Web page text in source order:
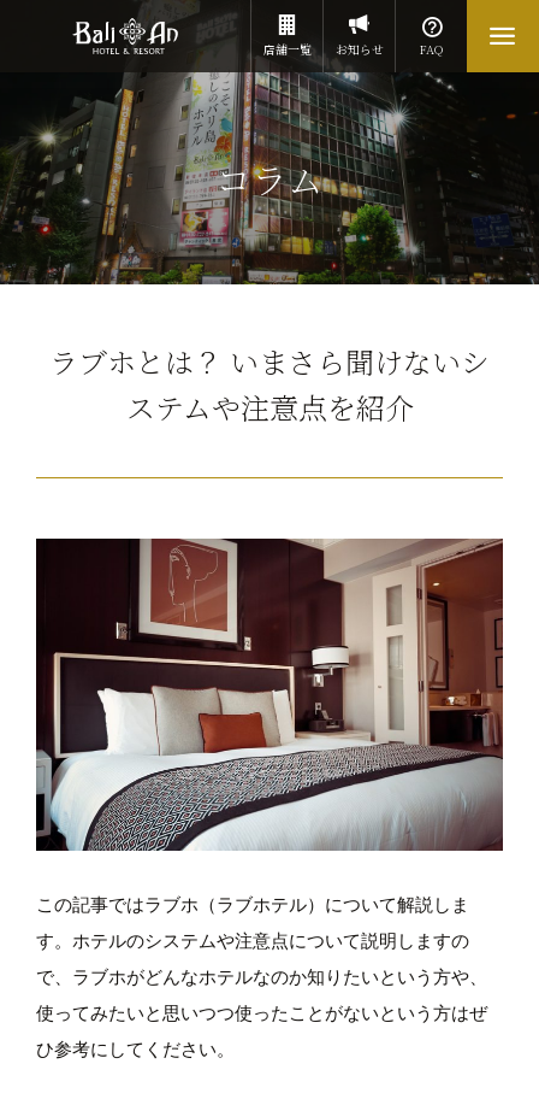
店舗一覧 お知らせ FAQ
コラム
ラブホとは？ いまさら聞けないシ
ステムや注意点を紹介
この記事ではラブホ（ラブホテル）について解説しま
す。ホテルのシステムや注意点について説明しますの
で、ラブホがどんなホテルなのか知りたいという方や、
使ってみたいと思いつつ使ったことがないという方はぜ
ひ参考にしてください。